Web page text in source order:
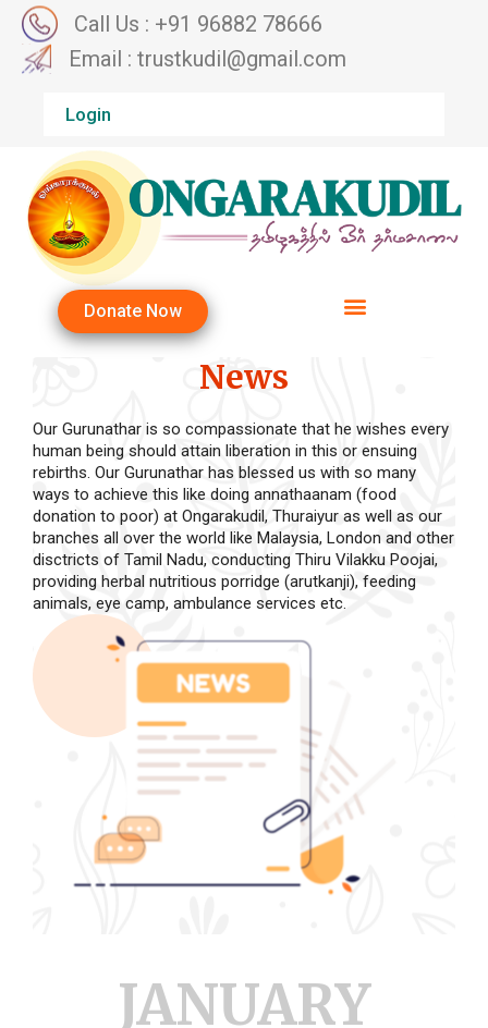
Call Us : +91 96882 78666
Email : trustkudil@gmail.com
Login
Donate Now
News
Our Gurunathar is so compassionate that he wishes every
human being should attain liberation in this or ensuing
rebirths. Our Gurunathar has blessed us with so many
ways to achieve this like doing annathaanam (food
donation to poor) at Ongarakudil, Thuraiyur as well as our
branches all over the world like Malaysia, London and other
disctricts of Tamil Nadu, conducting Thiru Vilakku Poojai,
providing herbal nutritious porridge (arutkanji), feeding
animals, eye camp, ambulance services etc.
JANUARY